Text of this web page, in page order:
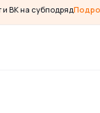
и ВК на субподряд